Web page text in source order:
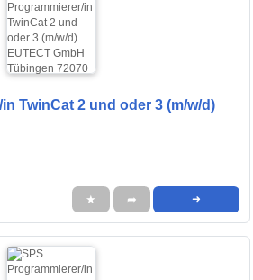
TwinCat 2 und oder 3 (m/w/d)
★ ➦ ➜